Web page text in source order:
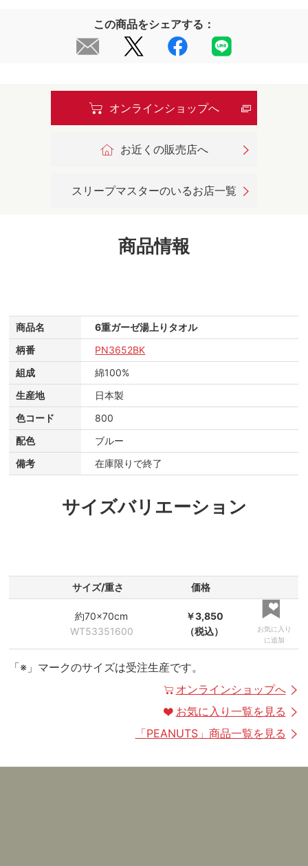
この商品をシェアする：
オンラインショップへ
お近くの販売店へ
スリープマスターのいるお店一覧
商品情報
商品名
6重ガーゼ湯上りタオル
柄番
PN3652BK
組成
綿100%
生産地
日本製
色コード
800
配色
ブルー
備考
在庫限りで終了
サイズバリエーション
サイズ/重さ 価格
約70×70cm
WT53351600
￥3,850
（税込）
お気に入り
に追加
「※」マークのサイズは受注生産です。
オンラインショップへ
お気に入り一覧を見る
「PEANUTS」商品一覧を見る